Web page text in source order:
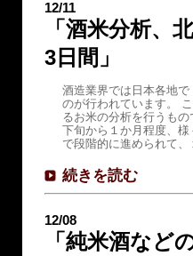
12/11
「酒米分析、
3日間」
酒造業界では日本各地
のが行われています。
るお米の分析を行うも
下旬から１か月程度、
で段階的に進められて
続きを読む
12/08
「純米酒など